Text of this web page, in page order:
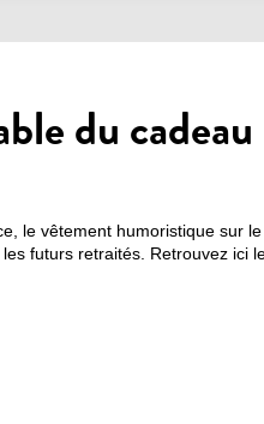
du
le vêtement humoristique sur
futurs retraités. Retrouvez ici